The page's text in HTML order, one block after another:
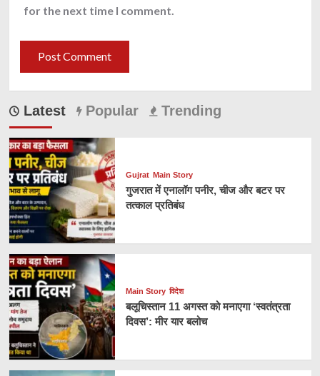
for the next time I comment.
Latest Popular Trending
Gujrat Main Story
गुजरात में एनालॉग पनीर, चीज और बटर पर
तत्काल प्रतिबंध
Main Story विदेश
बलूचिस्तान 11 अगस्त को मनाएगा ‘स्वतंत्रता
दिवस’: मीर यार बलोच